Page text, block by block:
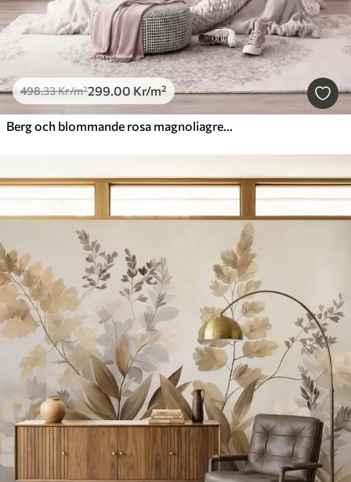
498.33Kr/m²299.00 Kr/m²
Berg och blommande rosa magnoliagrenar, ett landskap med varierad struktur